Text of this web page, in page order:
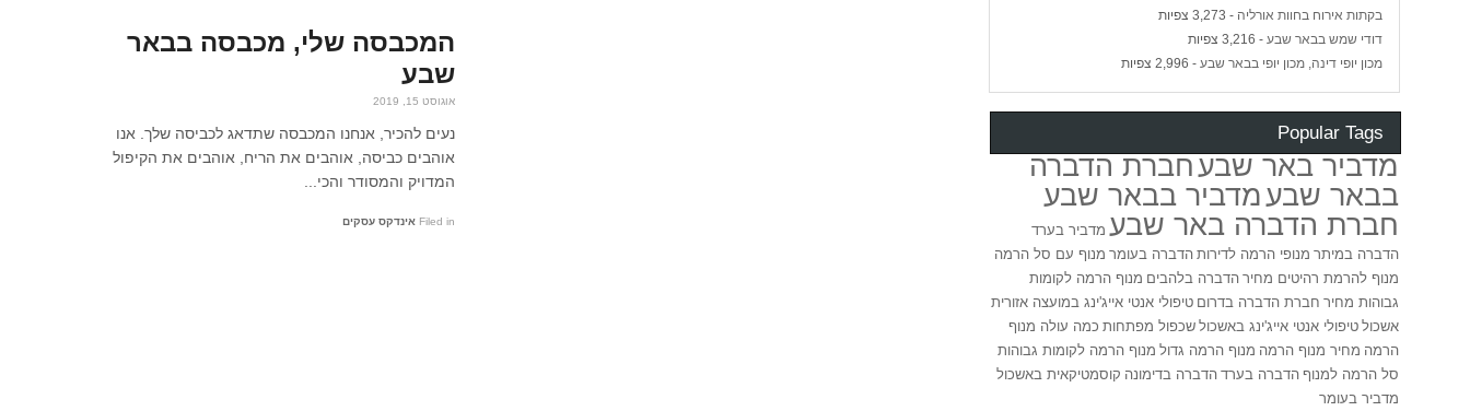
המכבסה שלי, מכבסה בבאר
שבע
אוגוסט 15, 2019
נעים להכיר, אנחנו המכבסה שתדאג לכביסה שלך. אנו
אוהבים כביסה, אוהבים את הריח, אוהבים את הקיפול
המדויק והמסודר והכי...
Filed in אינדקס עסקים
בקתות אירוח בחוות אורליה - 3,273 צפיות
דודי שמש בבאר שבע- 3,216 צפיות
מכון יופי דינה, מכון יופי בבאר שבע- 2,996 צפיות
Popular Tags
מדביר באר שבעחברת הדברה
בבאר שבעמדביר בבאר שבע
חברת הדברה באר שבע מדביר בערד
הדברה במיתר מנופי הרמה לדירות הדברה בעומר מנוף עם סל הרמה
מנוף להרמת רהיטים מחיר הדברה בלהבים מנוף הרמה לקומות
גבוהות מחיר חברת הדברה בדרום טיפולי אנטי אייג'ינג במועצה אזורית
אשכול טיפולי אנטי אייג'ינג באשכול שכפול מפתחות כמה עולה מנוף
הרמה מחיר מנוף הרמה מנוף הרמה גדול מנוף הרמה לקומות גבוהות
סל הרמה למנוף הדברה בערד הדברה בדימונה קוסמטיקאית באשכול
מדביר בעומר